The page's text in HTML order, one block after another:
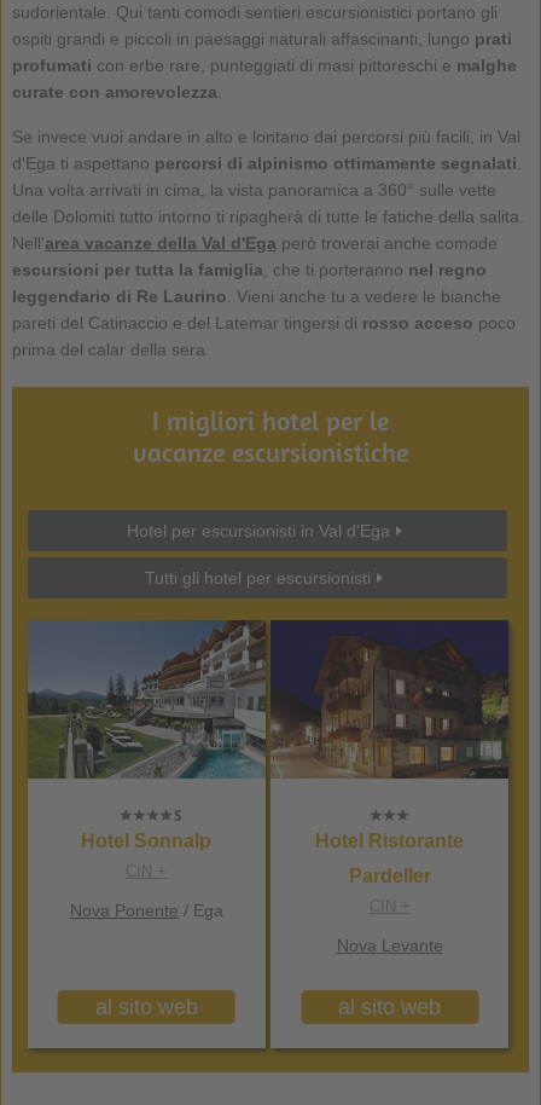
sudorientale. Qui tanti comodi sentieri escursionistici portano gli
ospiti grandi e piccoli in paesaggi naturali affascinanti, lungo prati
profumati con erbe rare, punteggiati di masi pittoreschi e malghe
curate con amorevolezza
Se invece vuoi andare in alto e lontano dai percorsi più facili, in Val
d'Ega ti aspettano percorsi di alpinismo ottimamente segnalati
Una volta arrivati in cima, la vista panoramica a 360° sulle vette
delle Dolomiti tutto intorno ti ripagherà di tutte le fatiche della salita.
Nell'area vacanze della Val d'Ega però troverai anche comode
escursioni per tutta la famiglia , che ti porteranno nel regno
leggendario di Re Laurino . Vieni anche tu a vedere le bianche
pareti del Catinaccio e del Latemar tingersi di rosso acceso poco
prima del calar della sera.
I migliori hotel per le
vacanze escursionistiche
Hotel per escursionisti in Val d'Ega
Tutti gli hotel per escursionisti
Hotel Sonnalp
CIN +
Nova Ponente / Ega
al sito web
Hotel Ristorante
Pardeller
CIN +
Nova Levante
al sito web